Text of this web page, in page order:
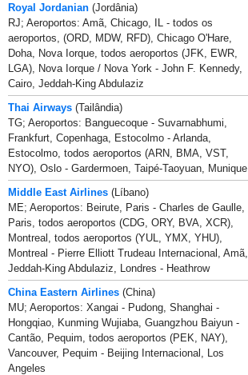
Royal Jordanian (Jordânia)
RJ; Aeroportos: Amã, Chicago, IL - todos os
aeroportos, (ORD, MDW, RFD), Chicago O'Hare,
Doha, Nova Iorque, todos aeroportos (JFK, EWR,
LGA), Nova Iorque / Nova York - John F. Kennedy,
Cairo, Jeddah-King Abdulaziz
Thai Airways (Tailândia)
TG; Aeroportos: Banguecoque - Suvarnabhumi,
Frankfurt, Copenhaga, Estocolmo - Arlanda,
Estocolmo, todos aeroportos (ARN, BMA, VST,
NYO), Oslo - Gardermoen, Taipé-Taoyuan, Munique
Middle East Airlines (Líbano)
ME; Aeroportos: Beirute, Paris - Charles de Gaulle,
Paris, todos aeroportos (CDG, ORY, BVA, XCR),
Montreal, todos aeroportos (YUL, YMX, YHU),
Montreal - Pierre Elliott Trudeau Internacional, Amã,
Jeddah-King Abdulaziz, Londres - Heathrow
China Eastern Airlines (China)
MU; Aeroportos: Xangai - Pudong, Shanghai -
Hongqiao, Kunming Wujiaba, Guangzhou Baiyun -
Cantão, Pequim, todos aeroportos (PEK, NAY),
Vancouver, Pequim - Beijing Internacional, Los
Angeles